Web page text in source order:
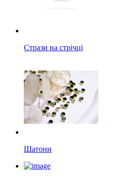
Стрази на стрічці
Шатони